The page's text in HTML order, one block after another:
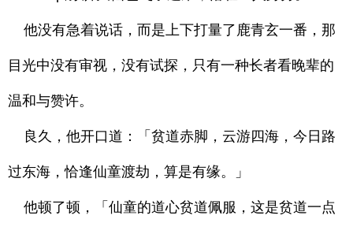
他没有急着说话，而是上下打量了鹿青玄一番，那
目光中没有审视，没有试探，只有一种长者看晚辈的
温和与赞许。
良久，他开口道：「贫道赤脚，云游四海，今日路
过东海，恰逢仙童渡劫，算是有缘。」
他顿了顿，「仙童的道心贫道佩服，这是贫道一点